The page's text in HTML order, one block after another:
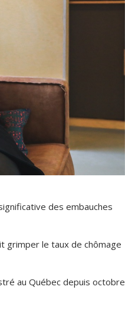
des embauches
grimper le taux de chômage
au Québec depuis octobre